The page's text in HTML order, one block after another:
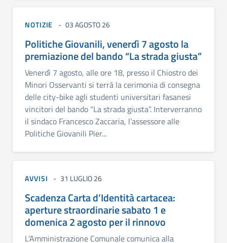
NOTIZIE 03 AGOSTO 26
Politiche Giovanili, venerdì 7 agosto la
premiazione del bando “La strada giusta”
Venerdì 7 agosto, alle ore 18, presso il Chiostro dei
Minori Osservanti si terrà la cerimonia di consegna
delle city-bike agli studenti universitari fasanesi
vincitori del bando “La strada giusta”. Interverranno
il sindaco Francesco Zaccaria, l’assessore alle
Politiche Giovanili Pier...
AVVISI 31 LUGLIO 26
Scadenza Carta d’Identità cartacea:
aperture straordinarie sabato 1 e
domenica 2 agosto per il rinnovo
L’Amministrazione Comunale comunica alla